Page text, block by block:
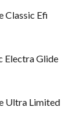
Classic Efi
Electra Glide
Ultra Limited